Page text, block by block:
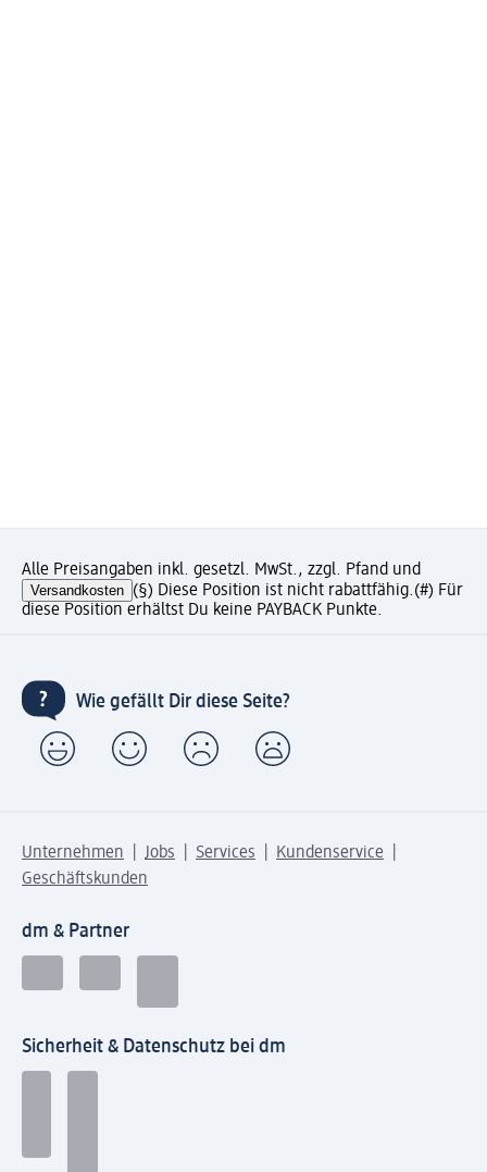
Alle Preisangaben inkl. gesetzl. MwSt., zzgl. Pfand und
Versandkosten (§) Diese Position ist nicht rabattfähig.(#) Für
diese Position erhältst Du keine PAYBACK Punkte.
Wie gefällt Dir diese Seite?
Unternehmen Jobs Services
Kundenservice
Geschäftskunden
dm & Partner
Sicherheit & Datenschutz bei dm